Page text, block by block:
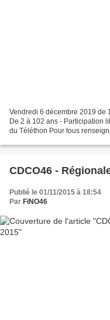
Vendredi 6 décembre 2019 de
De 2 à 102 ans - Participation
du Téléthon Pour tous
CDCO46 -
Publié le 01/11/2015 à 18:54
Par FiNO46